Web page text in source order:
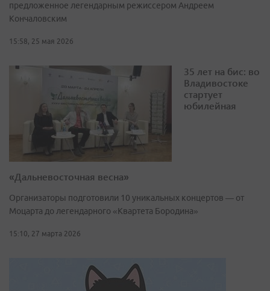
предложенное легендарным режиссером Андреем
Кончаловским
15:58, 25 мая 2026
35 лет на бис: во
Владивостоке
стартует
юбилейная
«Дальневосточная весна»
Организаторы подготовили 10 уникальных концертов — от
Моцарта до легендарного «Квартета Бородина»
15:10, 27 марта 2026